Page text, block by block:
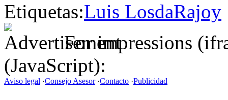
Etiquetas:Luis LosdaRajoy
For impressions
(JavaScript):
Aviso legal ·Consejo Asesor·Contacto ·Publicidad